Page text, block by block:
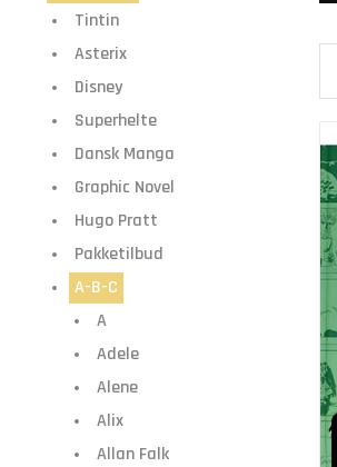
Tintin
Asterix
Disney
Superhelte
Dansk Manga
Graphic Novel
Hugo Pratt
Pakketilbud
A-B-C
A
Adele
Alene
Alix
Allan Falk